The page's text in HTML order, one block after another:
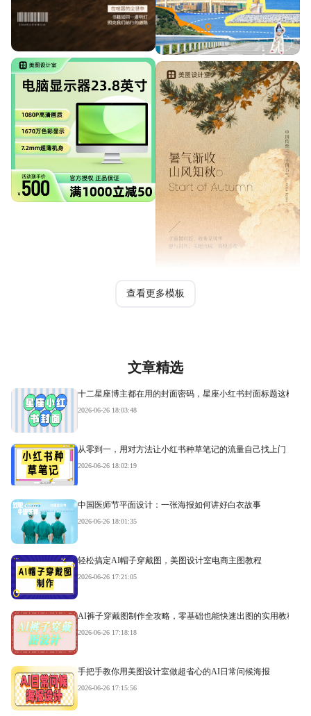
查看更多模板
文章精选
十二星座博主都在用的封面密码，星座小红书封面标题这样写
2026-06-26 18:03:48
从零到一，用对方法让小红书种草笔记的流量自己找上门
2026-06-26 18:02:19
中国医师节平面设计：一张海报如何讲好白衣故事
2026-06-26 18:01:35
轻松搞定AI帽子穿戴图，美图设计室电商主图教程
2026-06-26 17:21:05
AI裤子穿戴图制作全攻略，零基础也能快速出图的实用教程
2026-06-26 17:18:18
手把手教你用美图设计室做超省心的AI日常问候海报
2026-06-26 17:15:56